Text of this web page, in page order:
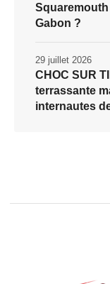
Gabon ?
CHOC SUR
terrassante
internautes
29 juillet 2026